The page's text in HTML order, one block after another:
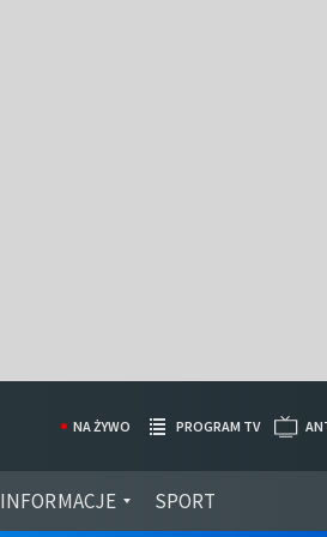
INFORMACJE SPORT
NA ŻYWO PROGRAM TV